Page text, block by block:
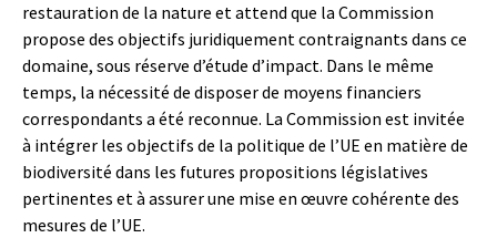
restauration de la nature et attend que la Commission
propose des objectifs juridiquement contraignants dans ce
domaine, sous réserve d’étude d’impact. Dans le même
temps, la nécessité de disposer de moyens financiers
correspondants a été reconnue. La Commission est invitée
à intégrer les objectifs de la politique de l’UE en matière de
biodiversité dans les futures propositions législatives
pertinentes et à assurer une mise en œuvre cohérente des
mesures de l’UE.